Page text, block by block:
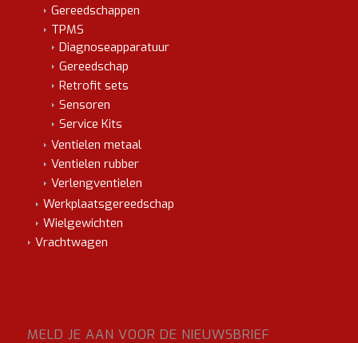
Gereedschappen
TPMS
Diagnoseapparatuur
Gereedschap
Retrofit sets
Sensoren
Service Kits
Ventielen metaal
Ventielen rubber
Verlengventielen
Werkplaatsgereedschap
Wielgewichten
Vrachtwagen
MELD JE AAN VOOR DE NIEUWSBRIEF